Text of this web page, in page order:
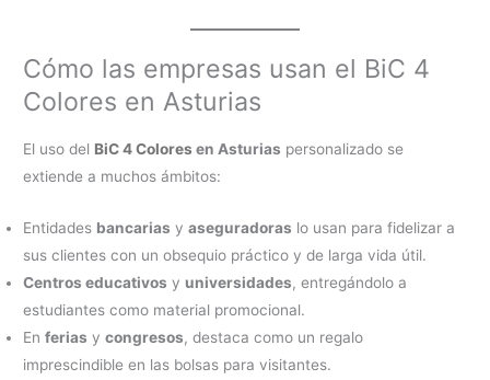
Cómo las empresas usan el BiC 4
Colores en Asturias
El uso del BiC 4 Colores en Asturias personalizado se
extiende a muchos ámbitos:
Entidades bancarias yaseguradoras lo usan para fidelizar a
sus clientes con un obsequio práctico y de larga vida útil.
Centros educativos y universidades, entregándolo a
estudiantes como material promocional.
Enferias ycongresos, destaca como un regalo
imprescindible en las bolsas para visitantes.